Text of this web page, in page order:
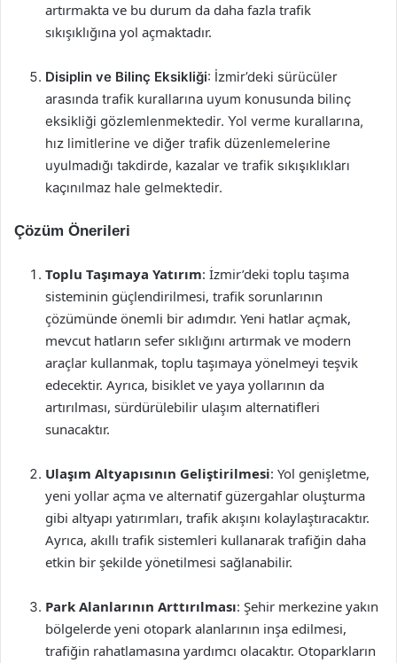
artırmakta ve bu durum da daha fazla trafik
sıkışıklığına yol açmaktadır.
Disiplin ve Bilinç Eksikliği: İzmir’deki sürücüler
arasında trafik kurallarına uyum konusunda bilinç
eksikliği gözlemlenmektedir. Yol verme kurallarına,
hız limitlerine ve diğer trafik düzenlemelerine
uyulmadığı takdirde, kazalar ve trafik sıkışıklıkları
kaçınılmaz hale gelmektedir.
Çözüm Önerileri
Toplu Taşımaya Yatırım: İzmir’deki toplu taşıma
sisteminin güçlendirilmesi, trafik sorunlarının
çözümünde önemli bir adımdır. Yeni hatlar açmak,
mevcut hatların sefer sıklığını artırmak ve modern
araçlar kullanmak, toplu taşımaya yönelmeyi teşvik
edecektir. Ayrıca, bisiklet ve yaya yollarının da
artırılması, sürdürülebilir ulaşım alternatifleri
sunacaktır.
Ulaşım Altyapısının Geliştirilmesi: Yol genişletme,
yeni yollar açma ve alternatif güzergahlar oluşturma
gibi altyapı yatırımları, trafik akışını kolaylaştıracaktır.
Ayrıca, akıllı trafik sistemleri kullanarak trafiğin daha
etkin bir şekilde yönetilmesi sağlanabilir.
Park Alanlarının Arttırılması: Şehir merkezine yakın
bölgelerde yeni otopark alanlarının inşa edilmesi,
trafiğin rahatlamasına yardımcı olacaktır. Otoparkların